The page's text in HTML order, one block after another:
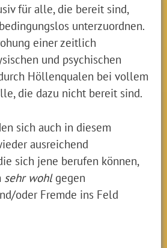
für alle, die bereit sind,
unterzuordnen.
einer zeitlich
und psychischen
Höllenqualen bei vollem
die dazu nicht bereit sind.
sich auch in diesem
ausreichend
sich jene berufen können,
sehr wohlgegen
oder Fremde ins Feld